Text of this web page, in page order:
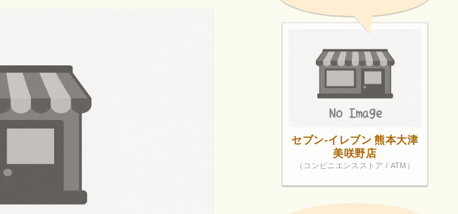
セブン-イレブン 熊本大津
美咲野店
（コンビニエンスストア / ATM）